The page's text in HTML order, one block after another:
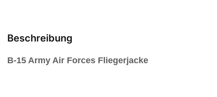
Beschreibung
B-15 Army Air Forces Fliegerjacke